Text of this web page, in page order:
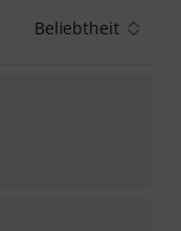
Beliebtheit